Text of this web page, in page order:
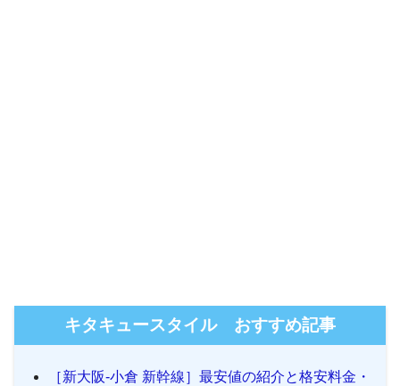
キタキュースタイル おすすめ記事
［新大阪-小倉 新幹線］最安値の紹介と格安料金・